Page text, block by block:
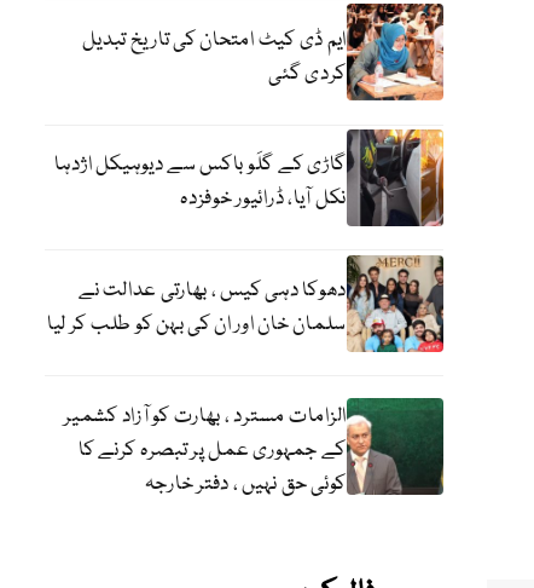
ایم ڈی کیٹ امتحان کی تاریخ تبدیل
کردی گئی
گاڑی کے گلَو باکس سے دیوہیکل اژدہا
نکل آیا، ڈرائیور خوفزدہ
دھوکا دہی کیس ، بھارتی عدالت نے
سلمان خان اور ان کی بہن کو طلب کر لیا
الزامات مسترد ، بھارت کو آزاد کشمیر
کے جمہوری عمل پر تبصرہ کرنے کا
کوئی حق نہیں ، دفتر خارجہ